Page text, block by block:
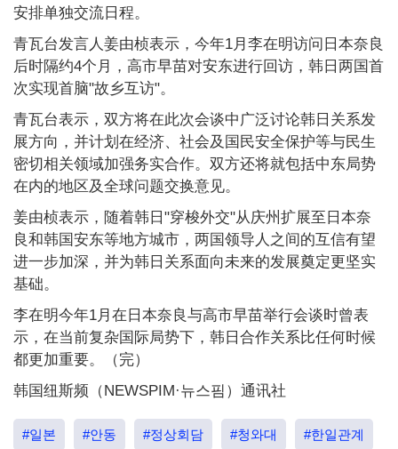
安排单独交流日程。
青瓦台发言人姜由桢表示，今年1月李在明访问日本奈良
后时隔约4个月，高市早苗对安东进行回访，韩日两国首
次实现首脑"故乡互访"。
青瓦台表示，双方将在此次会谈中广泛讨论韩日关系发
展方向，并计划在经济、社会及国民安全保护等与民生
密切相关领域加强务实合作。双方还将就包括中东局势
在内的地区及全球问题交换意见。
姜由桢表示，随着韩日"穿梭外交"从庆州扩展至日本奈
良和韩国安东等地方城市，两国领导人之间的互信有望
进一步加深，并为韩日关系面向未来的发展奠定更坚实
基础。
李在明今年1月在日本奈良与高市早苗举行会谈时曾表
示，在当前复杂国际局势下，韩日合作关系比任何时候
都更加重要。（完）
韩国纽斯频（NEWSPIM·뉴스핌）通讯社
#일본 #안동 #정상회담 #청와대 #한일관계